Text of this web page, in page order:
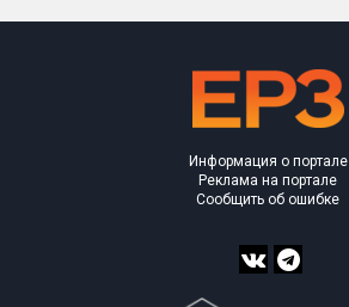
Информация о портале
Реклама на портале
Сообщить об ошибке